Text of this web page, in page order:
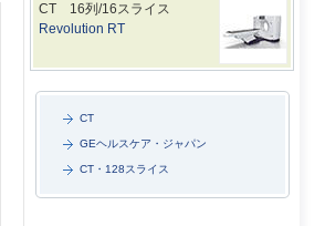
CT 16列/16スライス
Revolution RT
CT
GEヘルスケア・ジャパン
CT・128スライス